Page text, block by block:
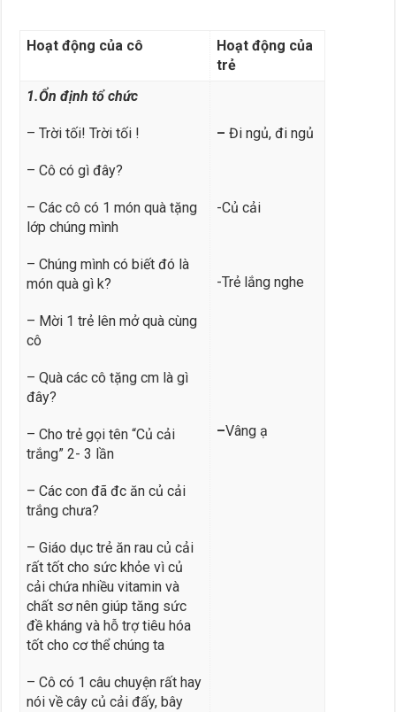
Hoạt động của cô
Hoạt động của
trẻ
1.Ổn định tổ chức
– Trời tối! Trời tối !
– Cô có gì đây?
– Các cô có 1 món quà tặng
lớp chúng mình
– Chúng mình có biết đó là
món quà gì k?
– Mời 1 trẻ lên mở quà cùng
cô
– Quà các cô tặng cm là gì
đây?
– Cho trẻ gọi tên “Củ cải
trắng” 2- 3 lần
– Các con đã đc ăn củ cải
trắng chưa?
– Giáo dục trẻ ăn rau củ cải
rất tốt cho sức khỏe vì củ
cải chứa nhiều vitamin và
chất sơ nên giúp tăng sức
đề kháng và hỗ trợ tiêu hóa
tốt cho cơ thể chúng ta
– Cô có 1 câu chuyện rất hay
nói về cây củ cải đấy, bây
– Đi ngủ, đi ngủ
-Củ cải
-Trẻ lắng nghe
–Vâng ạ